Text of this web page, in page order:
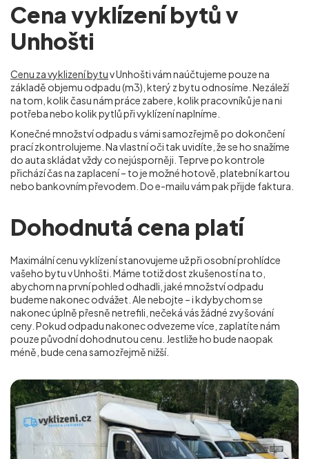
Cena vyklízení bytů v
Unhošti
Cenu za vyklizení bytuv Unhošti vám naúčtujeme pouze na
základě objemu odpadu (m3), který z bytu odnosíme. Nezáleží
na tom, kolik času nám práce zabere, kolik pracovníků je na ni
potřeba nebo kolik pytlů při vyklízení naplníme.
Konečné množství odpadu s vámi samozřejmě po dokončení
prací zkontrolujeme. Na vlastní oči tak uvidíte, že se ho snažíme
do auta skládat vždy co nejúsporněji. Teprve po kontrole
přichází čas na zaplacení – to je možné hotově, platební kartou
nebo bankovním převodem. Do e-mailu vám pak přijde faktura.
Dohodnutá cena platí
Maximální cenu vyklízení stanovujeme už při osobní prohlídce
vašeho bytu v Unhošti. Máme totiž dost zkušeností na to,
abychom na první pohled odhadli, jaké množství odpadu
budeme nakonec odvážet. Ale nebojte – i kdybychom se
nakonec úplně přesně netrefili, nečeká vás žádné zvyšování
ceny. Pokud odpadu nakonec odvezeme více, zaplatíte nám
pouze původní dohodnutou cenu. Jestliže ho bude naopak
méně, bude cena samozřejmě nižší.